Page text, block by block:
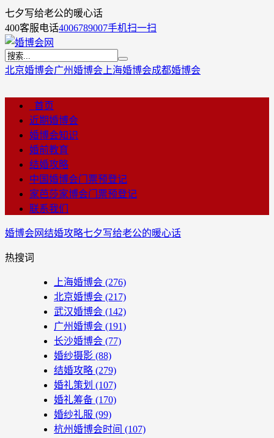
七夕写给老公的暖心话
400客服电话4006789007手机扫一扫
北京婚博会广州婚博会 上海婚博会成都婚博会
首页
近期婚博会
婚博会知识
婚前教育
结婚攻略
中国婚博会门票预登记
家芭莎家博会门票预登记
联系我们
婚博会网结婚攻略七夕写给老公的暖心话
热搜词
上海婚博会 (276)
北京婚博会 (217)
武汉婚博会 (142)
广州婚博会 (191)
长沙婚博会 (77)
婚纱摄影 (88)
结婚攻略 (279)
婚礼策划 (107)
婚礼筹备 (170)
婚纱礼服 (99)
杭州婚博会时间 (107)